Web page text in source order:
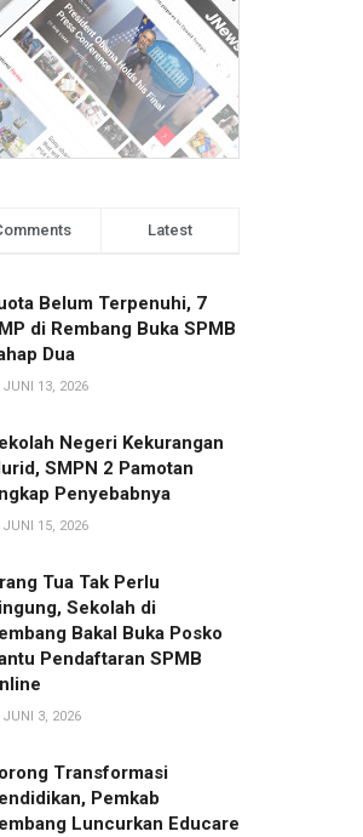
Latest
Belum Terpenuhi, 7
di Rembang Buka SPMB
Dua
JUNI 13, 2026
Negeri Kekurangan
SMPN 2 Pamotan
Penyebabnya
JUNI 15, 2026
Tua Tak Perlu
Sekolah di
Bakal Buka Posko
Pendaftaran SPMB
JUNI 3, 2026
Transformasi
Pemkab
Luncurkan Educare